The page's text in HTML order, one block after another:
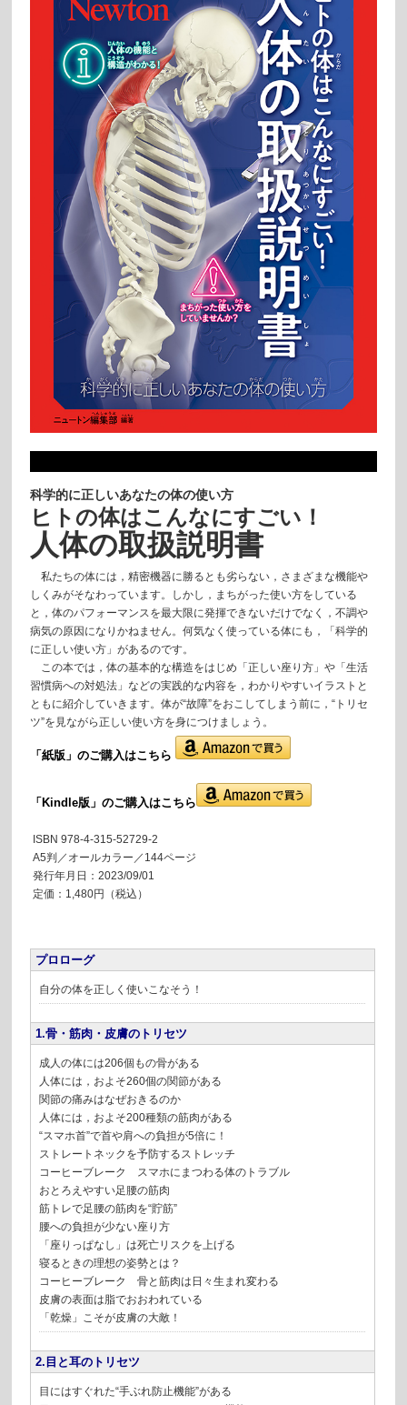
科学的に正しいあなたの体の使い方
ヒトの体はこんなにすごい！
人体の取扱説明書
私たちの体には，精密機器に勝るとも劣らない，さまざまな機能や
しくみがそなわっています。しかし，まちがった使い方をしている
と，体のパフォーマンスを最大限に発揮できないだけでなく，不調や
病気の原因になりかねません。何気なく使っている体にも，「科学的
に正しい使い方」があるのです。
この本では，体の基本的な構造をはじめ「正しい座り方」や「生活
習慣病への対処法」などの実践的な内容を，わかりやすいイラストと
ともに紹介していきます。体が“故障”をおこしてしまう前に，“トリセ
ツ”を見ながら正しい使い方を身につけましょう。
「紙版」のご購入はこちら
「Kindle版」のご購入はこちら
ISBN 978-4-315-52729-2
A5判／オールカラー／144ページ
発行年月日：2023/09/01
定価：1,480円（税込）
プロローグ
自分の体を正しく使いこなそう！
1.骨・筋肉・皮膚のトリセツ
成人の体には206個もの骨がある
人体には，およそ260個の関節がある
関節の痛みはなぜおきるのか
人体には，およそ200種類の筋肉がある
“スマホ首”で首や肩への負担が5倍に！
ストレートネックを予防するストレッチ
コーヒーブレーク スマホにまつわる体のトラブル
おとろえやすい足腰の筋肉
筋トレで足腰の筋肉を“貯筋”
腰への負担が少ない座り方
「座りっぱなし」は死亡リスクを上げる
寝るときの理想の姿勢とは？
コーヒーブレーク 骨と筋肉は日々生まれ変わる
皮膚の表面は脂でおおわれている
「乾燥」こそが皮膚の大敵！
2.目と耳のトリセツ
目にはすぐれた“手ぶれ防止機能”がある